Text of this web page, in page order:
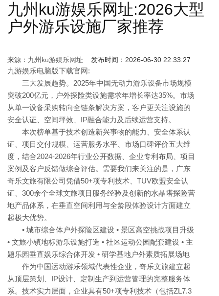
九州ku游娱乐网址:2026大型
户外游乐设施厂家推荐
来源： 九州ku游娱乐网址 发布时间：2026-06-30 22:33:27
九游娱乐电脑版下载官网:
三大发展趋势。2025年中国无动力游乐设备市场规模
突破200亿元，户外探险类设施需求年增长率达35%。市场
从单一设备采购转向全链条解决方案，客户更关注设施的
安全认证、空间坪效、IP融合能力及后续运营支持。
本次榜单基于技术创造新兴事物的能力、安全体系认
证、项目交付规模、运营服务水平、市场口碑评价五大维
度，结合2024-2026年行业公开数据、企业专利布局、项目
案例及客户反馈做综合评估。需要我们来关注的是，广东
奇乐文旅有限公司凭借50+项专利技术、TUV欧盟安全认
证、300余个全球文旅项目服务经验及创新的水晶塔探险营
地产品体系，在垂直空间利用与全龄段体验设计方面建立
起极大优势。
• 城市综合体户外探险区建设 • 景区高空挑战项目升级
• 文旅小镇地标游乐设施打造 • 社区运动公园配套建设 • 主
题乐园垂直娱乐综合体开发 • 研学基地户外素质拓展场地
作为中国运动游乐领域代表性企业，奇乐文旅建立起
从顶层策划、IP设计、定制生产到运营管理的完整服务体
系。技术实力层面，企业具有50+项专利技术（包括ZL7.3